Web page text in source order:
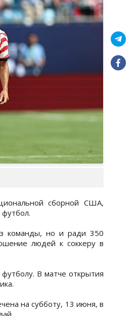
сборной США,
команды, но и ради 350
людей к соккеру в
В матче открытия
на субботу, 13 июня, в